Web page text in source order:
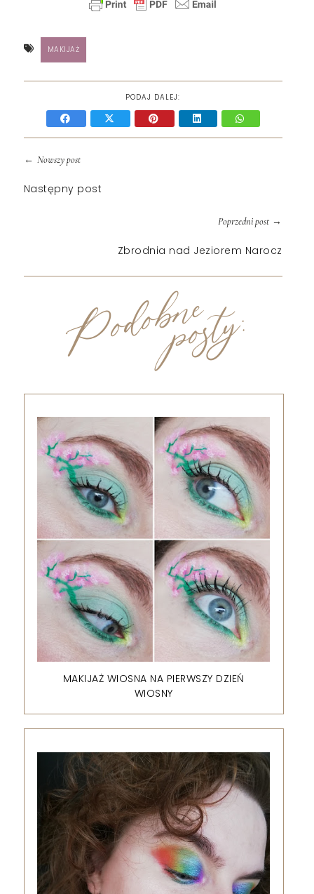
MAKIJAŻ
PODAJ DALEJ:
← Nowszy post
Następny post
Poprzedni post→
Zbrodnia nad Jeziorem Narocz
MAKIJAŻ WIOSNA NA PIERWSZY DZIEŃ
WIOSNY